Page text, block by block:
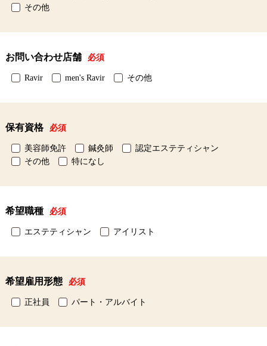
その他
お問い合わせ店舗 必須
Ravir men's Ravir その他
保有資格 必須
美容師免許 鍼灸師
認定エステティシャン
その他
特になし
希望職種 必須
エステティシャン アイリスト
希望雇用形態 必須
正社員 パート・アルバイト